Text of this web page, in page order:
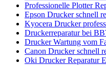
Professionelle Plotter
Epson Drucker schnell
Kyocera Drucker
Druckerreparatur bei
Drucker Wartung vom
Canon Drucker schnell
Oki Drucker Reparatur